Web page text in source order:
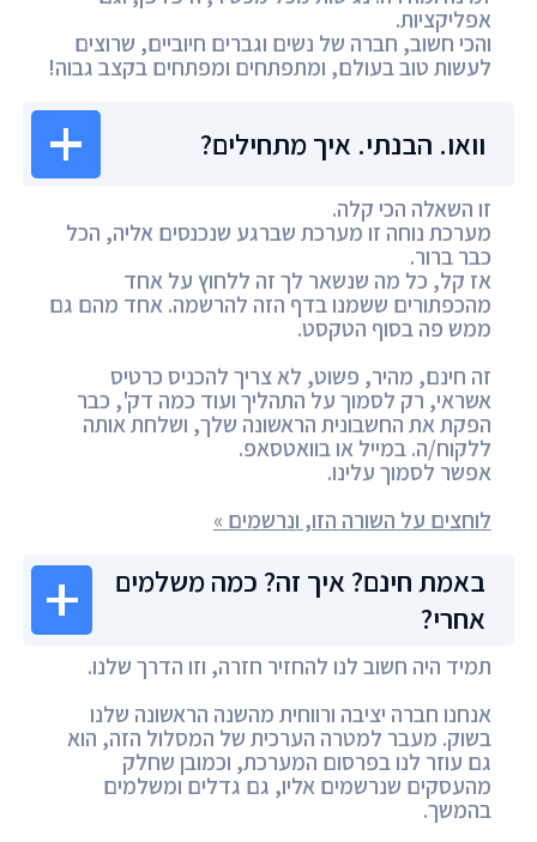
אפליקציות.
והכי חשוב, חברה של נשים וגברים חיוביים, שרוצים
לעשות טוב בעולם, ומתפתחים ומפתחים בקצב גבוה!
וואו. הבנתי. איך מתחילים?
זו השאלה הכי קלה.
מערכת נוחה זו מערכת שברגע שנכנסים אליה, הכל
כבר ברור.
אז קל, כל מה שנשאר לך זה ללחוץ על אחד
מהכפתורים ששמנו בדף הזה להרשמה. אחד מהם גם
ממש פה בסוף הטקסט.
זה חינם, מהיר, פשוט, לא צריך להכניס כרטיס
אשראי, רק לסמוך על התהליך ועוד כמה דק', כבר
הפקת את החשבונית הראשונה שלך, ושלחת אותה
ללקוח/ה. במייל או בוואטסאפ.
אפשר לסמוך עלינו.
לוחצים על השורה הזו, ונרשמים »
באמת חינם? איך זה? כמה משלמים
אחרי?
תמיד היה חשוב לנו להחזיר חזרה, וזו הדרך שלנו.
אנחנו חברה יציבה ורווחית מהשנה הראשונה שלנו
בשוק. מעבר למטרה הערכית של המסלול הזה, הוא
גם עוזר לנו בפרסום המערכת, וכמובן שחלק
מהעסקים שנרשמים אליו, גם גדלים ומשלמים
בהמשך.